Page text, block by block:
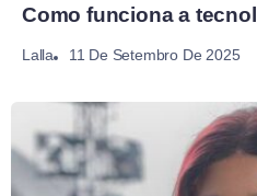
Como funciona a
Lalla 11 De Setembro De 2025